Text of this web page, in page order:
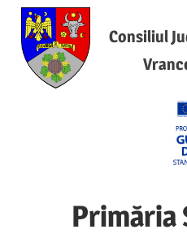
Skip
content
Consiliul
Primăria